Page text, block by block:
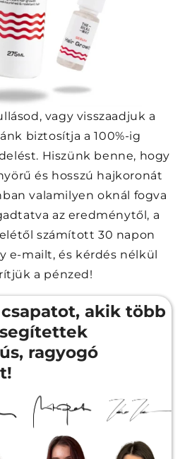
vagy visszaadjuk a
biztosítja a 100%-ig
Hiszünk benne, hogy
és hosszú hajkoronát
valamilyen oknál fogva
az eredménytől, a
számított 30 napon
e-mailt, és kérdés nélkül
a pénzed!
akik több
ragyogó